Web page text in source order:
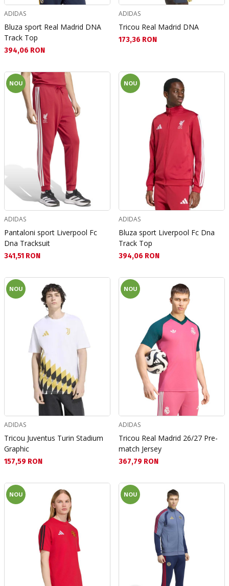
ADIDAS
Bluza sport Real Madrid DNA
Track Top
Текуща цена:
394,06 RON
ADIDAS
Tricou Real Madrid DNA
Текуща цена:
173,36 RON
NOU
ADIDAS
Pantaloni sport Liverpool Fc
Dna Tracksuit
Текуща цена:
341,51 RON
NOU
ADIDAS
Bluza sport Liverpool Fc Dna
Track Top
Текуща цена:
394,06 RON
NOU
ADIDAS
Tricou Juventus Turin Stadium
Graphic
Текуща цена:
157,59 RON
NOU
ADIDAS
Tricou Real Madrid 26/27 Pre-
match Jersey
Текуща цена:
367,79 RON
NOU NOU